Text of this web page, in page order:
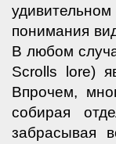
понимания
В любом
Scrolls lore)
Впрочем,
собирая
забрасывая